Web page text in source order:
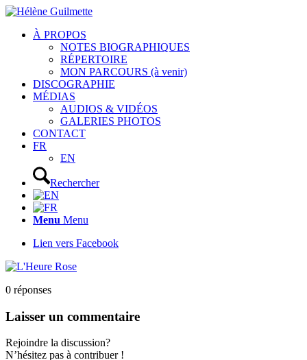
À PROPOS
NOTES BIOGRAPHIQUES
RÉPERTOIRE
MON PARCOURS (à venir)
DISCOGRAPHIE
MÉDIAS
AUDIOS & VIDÉOS
GALERIES PHOTOS
CONTACT
FR
EN
Rechercher
Menu Menu
Lien vers Facebook
0 réponses
Laisser un commentaire
Rejoindre la discussion?
N’hésitez pas à contribuer !